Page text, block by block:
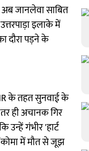
जानलेवा साबित
इलाके में
दौरा पड़ने के
के तहत सुनवाई के
ही अचानक गिर
गंभीर 'हार्ट
में मौत से जूझ